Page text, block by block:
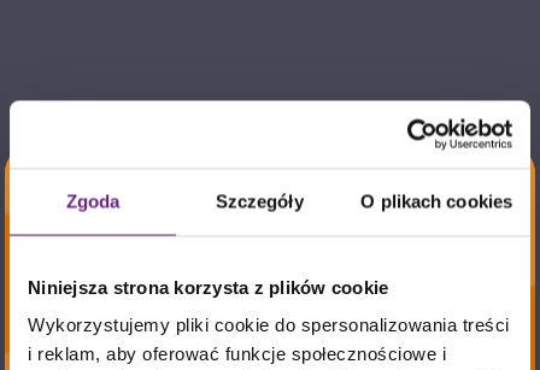
Zgoda Szczegóły O plikach cookies
Niniejsza strona korzysta z plików cookie
Wykorzystujemy pliki cookie do spersonalizowania treści
i reklam, aby oferować funkcje społecznościowe i
Mr. Joseph
wyprodukowane są z